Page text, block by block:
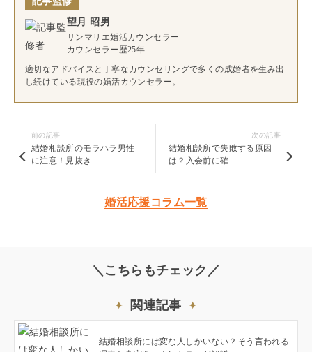
望月 昭男
サンマリエ婚活カウンセラー
カウンセラー歴25年
適切なアドバイスと丁寧なカウンセリングで多くの成婚者を生み出
し続けている現役の婚活カウンセラー。
前の記事
結婚相談所のモラハラ男性
に注意！見抜き...
次の記事
結婚相談所で失敗する原因
は？入会前に確...
婚活応援コラム一覧
＼こちらもチェック／
関連記事
結婚相談所には変な人しかいない？そう言われる